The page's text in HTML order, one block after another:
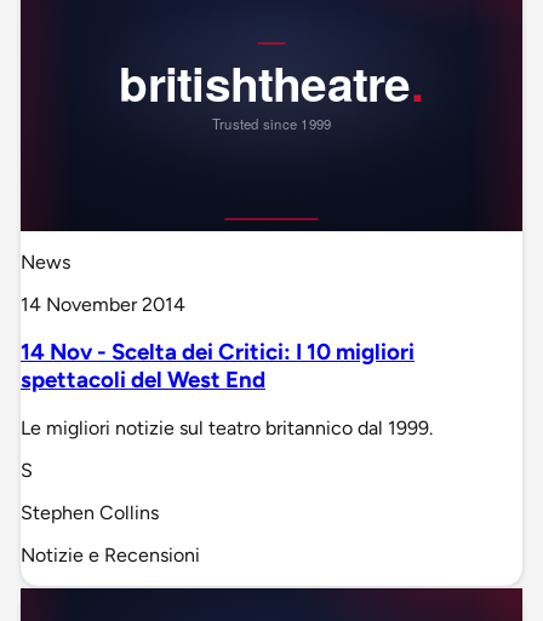
News
14 November 2014
14 Nov - Scelta dei Critici: I 10 migliori
spettacoli del West End
Le migliori notizie sul teatro britannico dal 1999.
S
Stephen Collins
Notizie e Recensioni